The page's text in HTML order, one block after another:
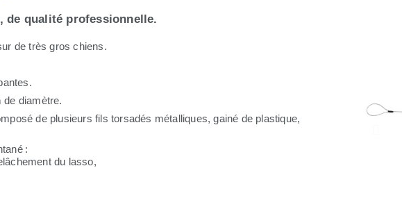
de qualité professionnelle.
de très gros chiens.
de diamètre.
de plusieurs fils torsadés métalliques, gainé de plastique,
:
du lasso,